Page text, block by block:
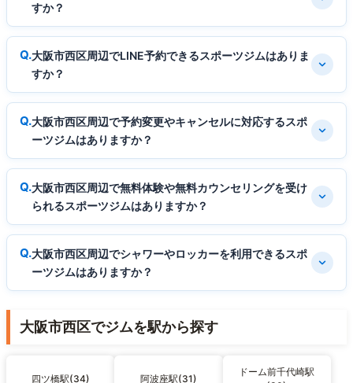
すか？
大阪市西区周辺でLINE予約できるスポーツジムはありま
すか？
大阪市西区周辺で予約変更やキャンセルに対応するスポ
ーツジムはありますか？
大阪市西区周辺で無料体験や無料カウンセリングを受け
られるスポーツジムはありますか？
大阪市西区周辺でシャワーやロッカーを利用できるスポ
ーツジムはありますか？
大阪市西区でジムを駅から探す
四ツ橋駅(34) 阿波座駅(31)
ドーム前千代崎駅